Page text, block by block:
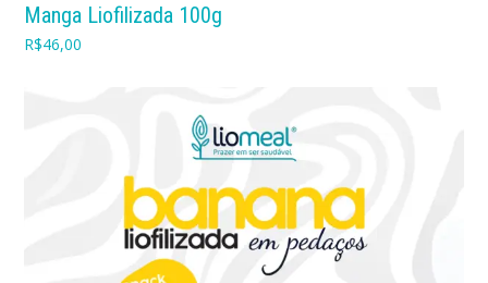
Manga Liofilizada 100g
R$46,00